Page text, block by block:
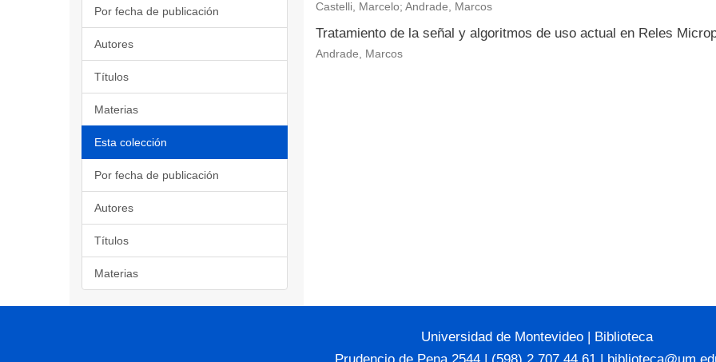
Por fecha de publicación
Autores
Títulos
Materias
Esta colección
Por fecha de publicación
Autores
Títulos
Materias
Castelli, Marcelo; Andrade, Marcos
Tratamiento de la señal y algoritmos de uso actual en Reles
Andrade, Marcos
Universidad de Montevideo | Biblioteca